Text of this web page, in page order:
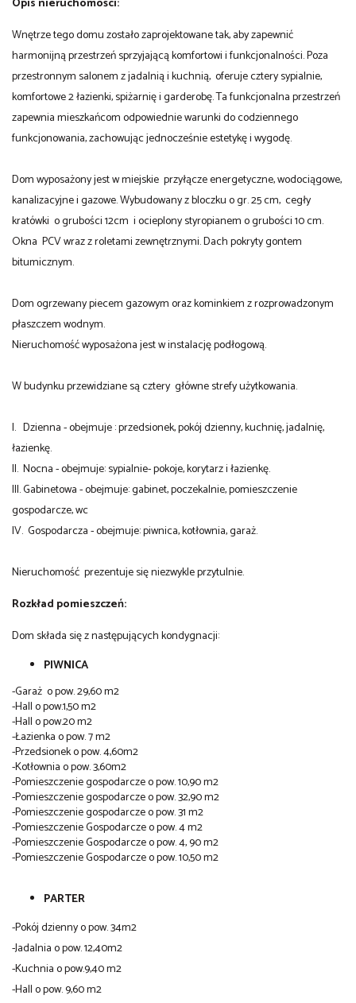
Opis nieruchomości:
Wnętrze tego domu zostało zaprojektowane tak, aby zapewnić
harmonijną przestrzeń sprzyjającą komfortowi i funkcjonalności. Poza
przestronnym salonem z jadalnią i kuchnią, oferuje cztery sypialnie,
komfortowe 2 łazienki, spiżarnię i garderobę. Ta funkcjonalna przestrzeń
zapewnia mieszkańcom odpowiednie warunki do codziennego
funkcjonowania, zachowując jednocześnie estetykę i wygodę.
Dom wyposażony jest w miejskie przyłącze energetyczne, wodociągowe,
kanalizacyjne i gazowe. Wybudowany z bloczku o gr. 25 cm, cegły
kratówki o grubości 12cm i ocieplony styropianem o grubości 10 cm.
Okna PCV wraz z roletami zewnętrznymi. Dach pokryty gontem
bitumicznym.
Dom ogrzewany piecem gazowym oraz kominkiem z rozprowadzonym
płaszczem wodnym.
Nieruchomość wyposażona jest w instalację podłogową.
W budynku przewidziane są cztery główne strefy użytkowania.
I. Dzienna - obejmuje : przedsionek, pokój dzienny, kuchnię, jadalnię,
łazienkę.
II. Nocna - obejmuje: sypialnie- pokoje, korytarz i łazienkę.
III. Gabinetowa - obejmuje: gabinet, poczekalnie, pomieszczenie
gospodarcze, wc
IV. Gospodarcza - obejmuje: piwnica, kotłownia, garaż.
Nieruchomość prezentuje się niezwykle przytulnie.
Rozkład pomieszczeń:
Dom składa się z następujących kondygnacji:
PIWNICA
-Garaż o pow. 29,60 m2
-Hall o pow.1,50 m2
-Hall o pow.20 m2
-Łazienka o pow. 7 m2
-Przedsionek o pow. 4,60m2
-Kotłownia o pow. 3,60m2
-Pomieszczenie gospodarcze o pow. 10,90 m2
-Pomieszczenie gospodarcze o pow. 32,90 m2
-Pomieszczenie gospodarcze o pow. 31 m2
-Pomieszczenie Gospodarcze o pow. 4 m2
-Pomieszczenie Gospodarcze o pow. 4, 90 m2
-Pomieszczenie Gospodarcze o pow. 10,50 m2
PARTER
-Pokój dzienny o pow. 34m2
-Jadalnia o pow. 12,40m2
-Kuchnia o pow.9,40 m2
-Hall o pow. 9,60 m2